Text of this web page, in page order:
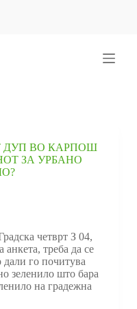
ДУП ВО КАРПОШ
ЗА УРБАНО
четврт З 04,
анкета, треба да се
дали го почитува
зеленило што бара
на градежна